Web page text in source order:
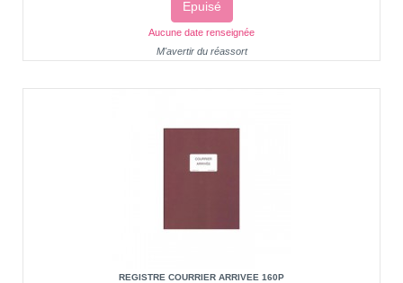
Epuisé
Aucune date renseignée
M'avertir du réassort
REGISTRE COURRIER ARRIVEE 160P